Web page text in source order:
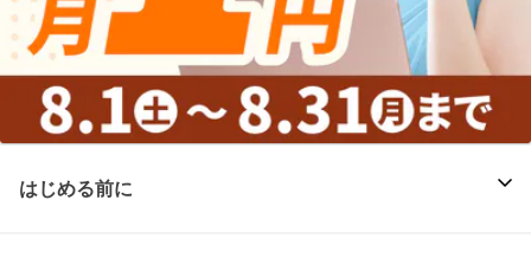
はじめる前に